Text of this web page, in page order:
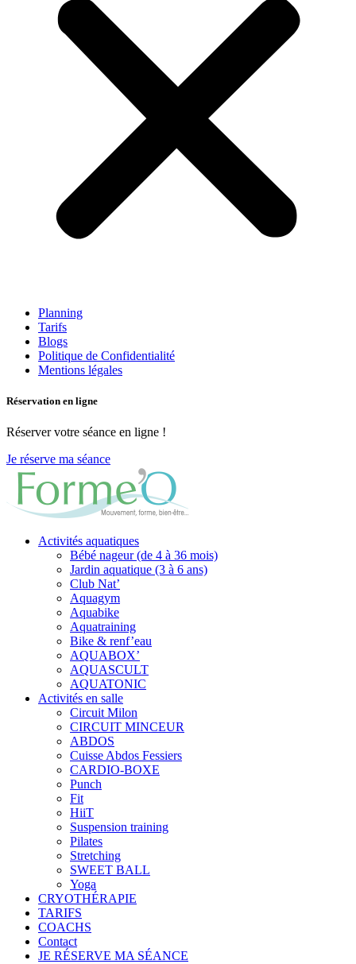
Planning
Tarifs
Blogs
Politique de Confidentialité
Mentions légales
Réservation en ligne
Réserver votre séance en ligne !
Je réserve ma séance
Activités aquatiques
Bébé nageur (de 4 à 36 mois)
Jardin aquatique (3 à 6 ans)
Club Nat’
Aquagym
Aquabike
Aquatraining
Bike & renf’eau
AQUABOX’
AQUASCULT
AQUATONIC
Activités en salle
Circuit Milon
CIRCUIT MINCEUR
ABDOS
Cuisse Abdos Fessiers
CARDIO-BOXE
Punch
Fit
HiiT
Suspension training
Pilates
Stretching
SWEET BALL
Yoga
CRYOTHÉRAPIE
TARIFS
COACHS
Contact
JE RÉSERVE MA SÉANCE